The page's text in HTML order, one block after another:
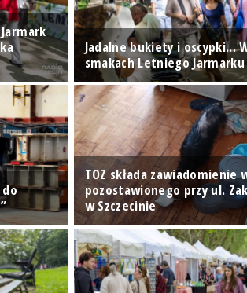
Jadalne bukiety i oscypki...
smakach Letniego Jarmarku
do
TOZ składa zawiadomienie
pozostawionego przy ul.
w Szczecinie